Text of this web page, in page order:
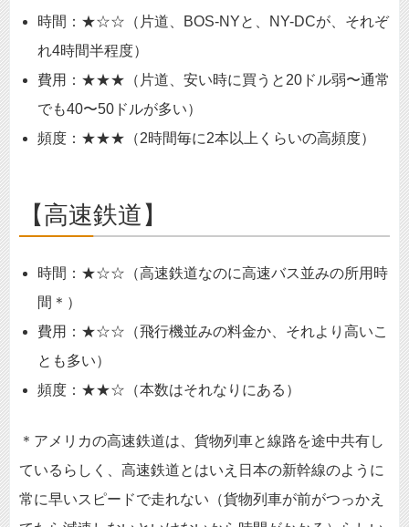
時間：★☆☆（片道、BOS-NYと、NY-DCが、それぞ
れ4時間半程度）
費用：★★★（片道、安い時に買うと20ドル弱〜通常
でも40〜50ドルが多い）
頻度：★★★（2時間毎に2本以上くらいの高頻度）
【高速鉄道】
時間：★☆☆（高速鉄道なのに高速バス並みの所用時
間＊）
費用：★☆☆（飛行機並みの料金か、それより高いこ
とも多い）
頻度：★★☆（本数はそれなりにある）
＊アメリカの高速鉄道は、貨物列車と線路を途中共有し
ているらしく、高速鉄道とはいえ日本の新幹線のように
常に早いスピードで走れない（貨物列車が前がつっかえ